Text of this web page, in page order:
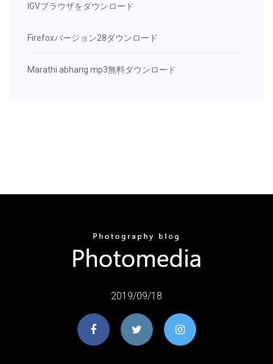
IGVブラウザをダウンロード
Firefoxバージョン28ダウンロード
Marathi abhang mp3無料ダウンロード
2019/09/18